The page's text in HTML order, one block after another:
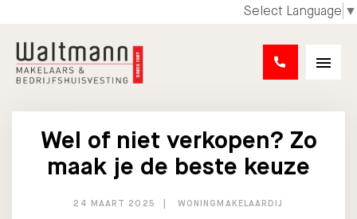
Select Language ▼
Wel of niet verkopen? Zo
maak je de beste keuze
24 MAART 2025 WONINGMAKELAARDIJ